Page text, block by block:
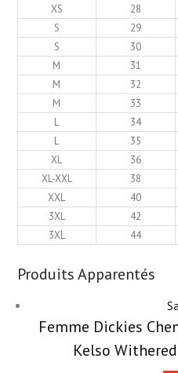
XS
28
S
29
S
30
M
31
M
32
M
33
L
34
L
35
XL
36
XL-XXL
38
XXL
40
3XL
42
3XL
44
Produits Apparentés
Femme Dickies
Kelso